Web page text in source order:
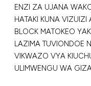
ENZI ZA UJANA
HATAKI KUNA
BLOCK MATOKEO
LAZIMA TUVIONDOE
VIKWAZO VYA
ULIMWENGU WA